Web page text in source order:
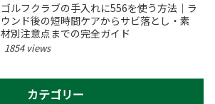
ゴルフクラブの手入れに556を使う方法｜ラ
ウンド後の短時間ケアからサビ落とし・素
材別注意点までの完全ガイド
1854 views
カテゴリー